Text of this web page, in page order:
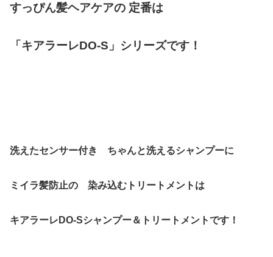
すっぴん髪ヘアケアの 定番は
「キアラーレDO-S」シリーズです！
洗えたセンサー付き ちゃんと洗えるシャンプーに
ミイラ髪防止の 染み込むトリートメント は
キアラーレDO-Sシャンプー＆トリートメントです！